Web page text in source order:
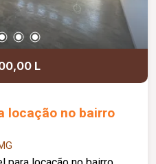
para mais
visita.
L
locação no bairro